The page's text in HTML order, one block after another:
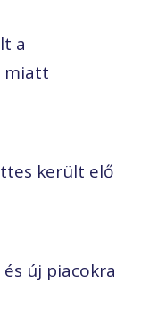
a
miatt
került elő
új piacokra